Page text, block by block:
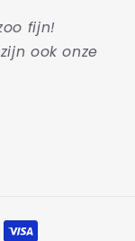
fijn!
ook onze